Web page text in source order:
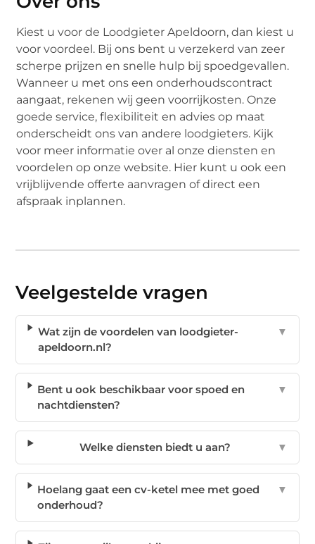
Kiest u voor de Loodgieter Apeldoorn, dan kiest u
voor voordeel. Bij ons bent u verzekerd van zeer
scherpe prijzen en snelle hulp bij spoedgevallen.
Wanneer u met ons een onderhoudscontract
aangaat, rekenen wij geen voorrijkosten. Onze
goede service, flexibiliteit en advies op maat
onderscheidt ons van andere loodgieters. Kijk
voor meer informatie over al onze diensten en
voordelen op onze website. Hier kunt u ook een
vrijblijvende offerte aanvragen of direct een
afspraak inplannen.
Veelgestelde vragen
Wat zijn de voordelen van loodgieter-
apeldoorn.nl?
▼
Bent u ook beschikbaar voor spoed en
nachtdiensten?
▼
Welke diensten biedt u aan? ▼
Hoelang gaat een cv-ketel mee met goed
onderhoud?
▼